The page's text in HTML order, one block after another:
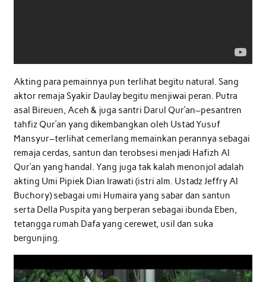
Akting para pemainnya pun terlihat begitu natural. Sang
aktor remaja Syakir Daulay begitu menjiwai peran. Putra
asal Bireuen, Aceh & juga santri Darul Qur’an–pesantren
tahfiz Qur’an yang dikembangkan oleh Ustad Yusuf
Mansyur–terlihat cemerlang memainkan perannya sebagai
remaja cerdas, santun dan terobsesi menjadi Hafizh Al
Qur’an yang handal. Yang juga tak kalah menonjol adalah
akting Umi Pipiek Dian Irawati (istri alm. Ustadz Jeffry Al
Buchory) sebagai umi Humaira yang sabar dan santun
serta Della Puspita yang berperan sebagai ibunda Eben,
tetangga rumah Dafa yang cerewet, usil dan suka
bergunjing.